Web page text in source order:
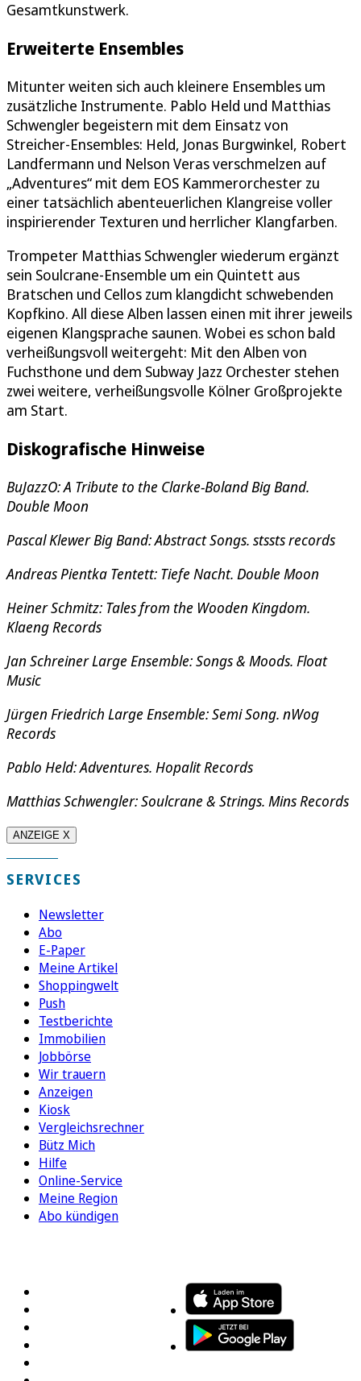
Gesamtkunstwerk.
Erweiterte Ensembles
Mitunter weiten sich auch kleinere Ensembles um
zusätzliche Instrumente. Pablo Held und Matthias
Schwengler begeistern mit dem Einsatz von
Streicher-Ensembles: Held, Jonas Burgwinkel, Robert
Landfermann und Nelson Veras verschmelzen auf
„Adventures“ mit dem EOS Kammerorchester zu
einer tatsächlich abenteuerlichen Klangreise voller
inspirierender Texturen und herrlicher Klangfarben.
Trompeter Matthias Schwengler wiederum ergänzt
sein Soulcrane-Ensemble um ein Quintett aus
Bratschen und Cellos zum klangdicht schwebenden
Kopfkino. All diese Alben lassen einen mit ihrer jeweils
eigenen Klangsprache saunen. Wobei es schon bald
verheißungsvoll weitergeht: Mit den Alben von
Fuchsthone und dem Subway Jazz Orchester stehen
zwei weitere, verheißungsvolle Kölner Großprojekte
am Start.
Diskografische Hinweise
BuJazzO: A Tribute to the Clarke-Boland Big Band.
Double Moon
Pascal Klewer Big Band: Abstract Songs. stssts records
Andreas Pientka Tentett: Tiefe Nacht. Double Moon
Heiner Schmitz: Tales from the Wooden Kingdom.
Klaeng Records
Jan Schreiner Large Ensemble: Songs & Moods. Float
Music
Jürgen Friedrich Large Ensemble: Semi Song. nWog
Records
Pablo Held: Adventures. Hopalit Records
Matthias Schwengler: Soulcrane & Strings. Mins Records
ANZEIGE X
SERVICES
Newsletter
Abo
E-Paper
Meine Artikel
Shoppingwelt
Push
Testberichte
Immobilien
Jobbörse
Wir trauern
Anzeigen
Kiosk
Vergleichsrechner
Bütz Mich
Hilfe
Online-Service
Meine Region
Abo kündigen